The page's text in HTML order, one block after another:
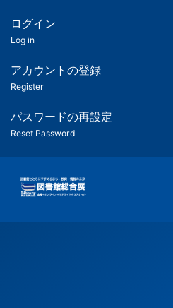
ツ
匿
名
ユ
ー
ー
用
メ
ログイン
Log in
アカウントの登録
Register
パスワードの再設定
Reset Password